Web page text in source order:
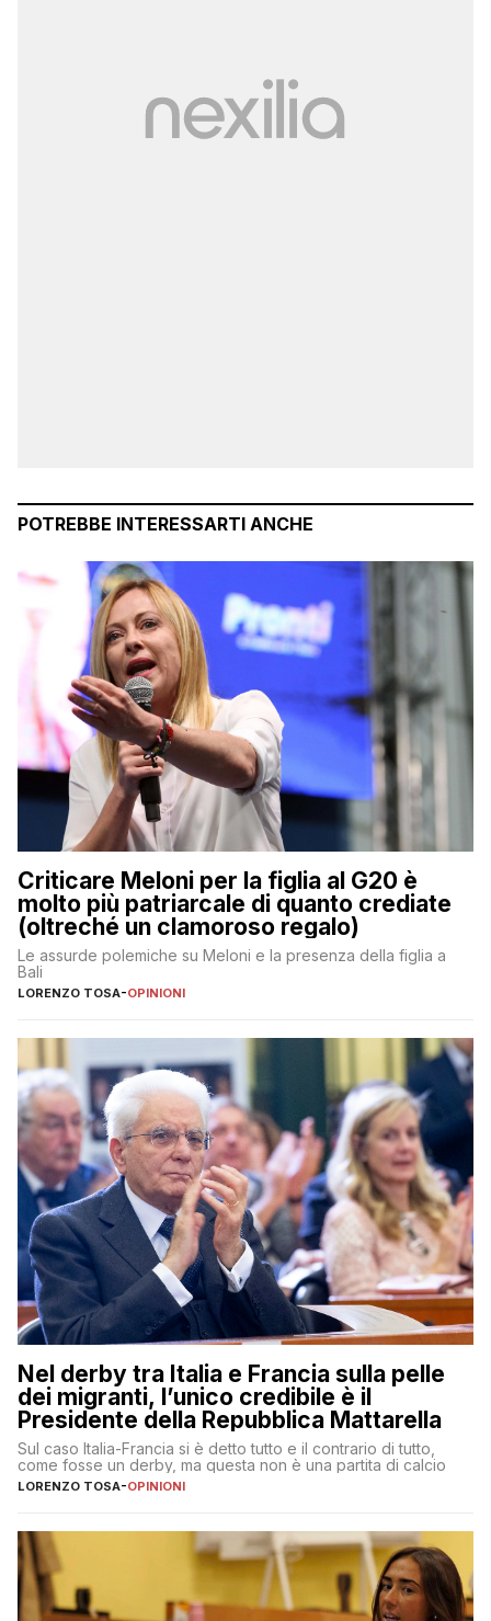
POTREBBE INTERESSARTI ANCHE
Criticare Meloni per la figlia al G20 è
molto più patriarcale di quanto crediate
(oltreché un clamoroso regalo)
Le assurde polemiche su Meloni e la presenza della figlia a
Bali
LORENZO TOSA-OPINIONI
Nel derby tra Italia e Francia sulla pelle
dei migranti, l’unico credibile è il
Presidente della Repubblica Mattarella
Sul caso Italia-Francia si è detto tutto e il contrario di tutto,
come fosse un derby, ma questa non è una partita di calcio
LORENZO TOSA-OPINIONI